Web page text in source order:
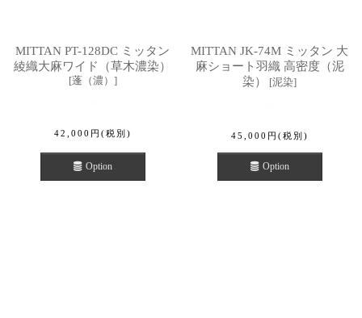
MITTAN PT-128DC ミッタン
綾織大麻ワイド（草木濃染）
[蓬（濃） ]
42,000 円 (税別)
Option
MITTAN JK-74M ミッタン 大
麻ショート羽織 高密度（泥
染）
[泥染]
45,000 円 (税別)
Option